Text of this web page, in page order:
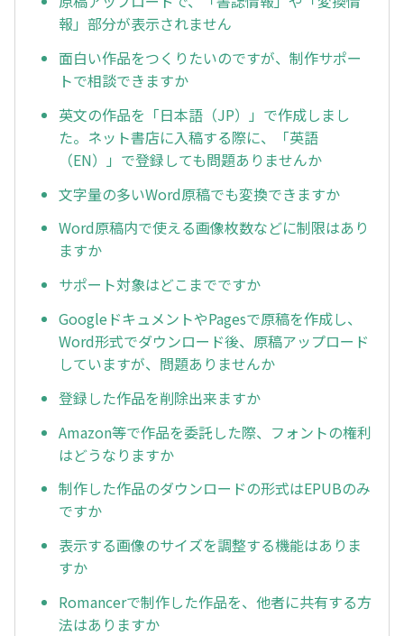
報」部分が表示されません
面白い作品をつくりたいのですが、制作サポー
トで相談できますか
英文の作品を「日本語（JP）」で作成しまし
た。ネット書店に入稿する際に、「英語
（EN）」で登録しても問題ありませんか
文字量の多いWord原稿でも変換できますか
Word原稿内で使える画像枚数などに制限はあり
ますか
サポート対象はどこまでですか
GoogleドキュメントやPagesで原稿を作成し、
Word形式でダウンロード後、原稿アップロード
していますが、問題ありませんか
登録した作品を削除出来ますか
Amazon等で作品を委託した際、フォントの権利
はどうなりますか
制作した作品のダウンロードの形式はEPUBのみ
ですか
表示する画像のサイズを調整する機能はありま
すか
Romancerで制作した作品を、他者に共有する方
法はありますか